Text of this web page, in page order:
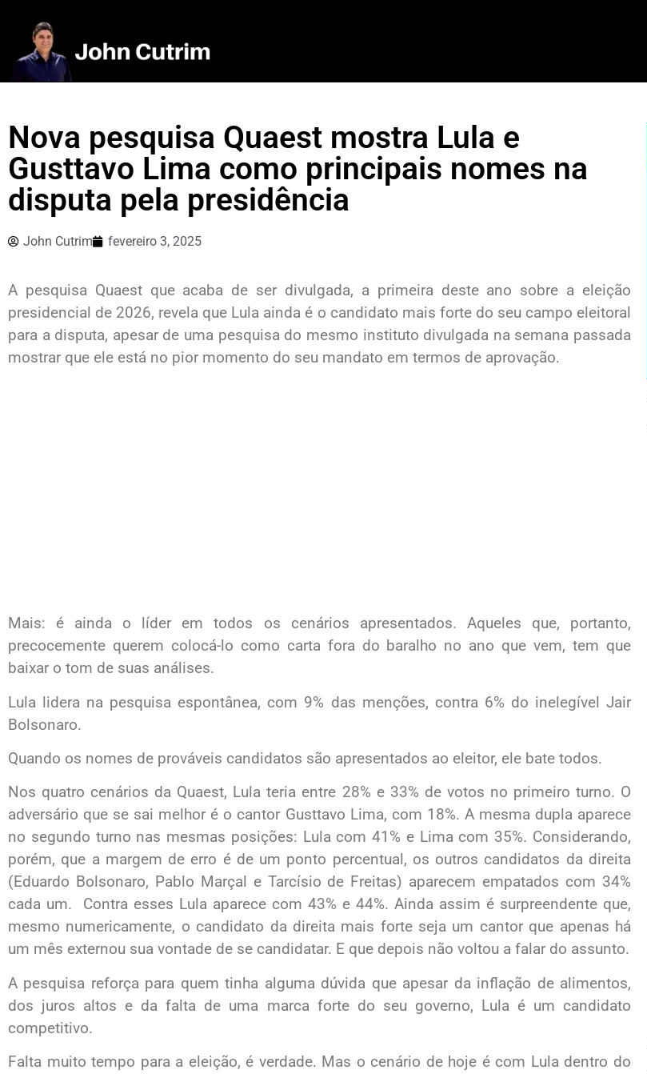
Nova pesquisa Quaest mostra Lula e
Gusttavo Lima como principais nomes na
disputa pela presidência
John Cutrim fevereiro 3, 2025
A pesquisa Quaest que acaba de ser divulgada, a primeira deste ano sobre a eleição
presidencial de 2026, revela que Lula ainda é o candidato mais forte do seu campo eleitoral
para a disputa, apesar de uma pesquisa do mesmo instituto divulgada na semana passada
mostrar que ele está no pior momento do seu mandato em termos de aprovação.
Mais: é ainda o líder em todos os cenários apresentados. Aqueles que, portanto,
precocemente querem colocá-lo como carta fora do baralho no ano que vem, tem que
baixar o tom de suas análises.
Lula lidera na pesquisa espontânea, com 9% das menções, contra 6% do inelegível Jair
Bolsonaro.
Quando os nomes de prováveis candidatos são apresentados ao eleitor, ele bate todos.
Nos quatro cenários da Quaest, Lula teria entre 28% e 33% de votos no primeiro turno. O
adversário que se sai melhor é o cantor Gusttavo Lima, com 18%. A mesma dupla aparece
no segundo turno nas mesmas posições: Lula com 41% e Lima com 35%. Considerando,
porém, que a margem de erro é de um ponto percentual, os outros candidatos da direita
(Eduardo Bolsonaro, Pablo Marçal e Tarcísio de Freitas) aparecem empatados com 34%
cada um. Contra esses Lula aparece com 43% e 44%. Ainda assim é surpreendente que,
mesmo numericamente, o candidato da direita mais forte seja um cantor que apenas há
um mês externou sua vontade de se candidatar. E que depois não voltou a falar do assunto.
A pesquisa reforça para quem tinha alguma dúvida que apesar da inflação de alimentos,
dos juros altos e da falta de uma marca forte do seu governo, Lula é um candidato
competitivo.
Falta muito tempo para a eleição, é verdade. Mas o cenário de hoje é com Lula dentro do